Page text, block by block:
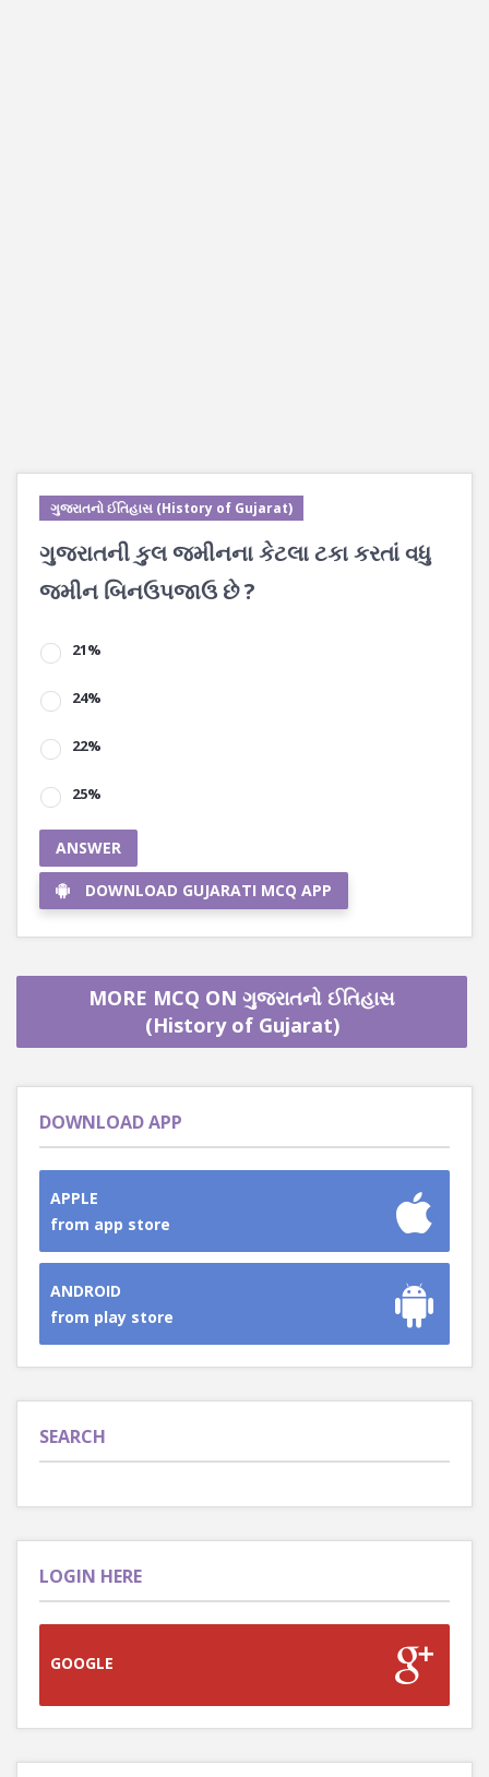
ગુજરાતનો ઈતિહાસ (History of Gujarat)
ગુજરાતની કુલ જમીનના કેટલા ટકા કરતાં વધુ
જમીન બિનઉપજાઉ છે ?
21%
24%
22%
25%
ANSWER
DOWNLOAD GUJARATI MCQ APP
MORE MCQ ON ગુજરાતનો ઈતિહાસ
(History of Gujarat)
DOWNLOAD APP
APPLE
from app store
ANDROID
from play store
SEARCH
LOGIN HERE
GOOGLE